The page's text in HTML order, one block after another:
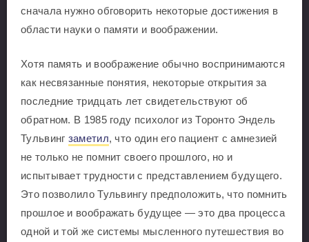
сначала нужно обговорить некоторые достижения в
области науки о памяти и воображении.
Хотя память и воображение обычно воспринимаются
как несвязанные понятия, некоторые открытия за
последние тридцать лет свидетельствуют об
обратном. В 1985 году психолог из Торонто Эндель
Тульвинг заметил, что один его пациент с амнезией
не только не помнит своего прошлого, но и
испытывает трудности с представлением будущего.
Это позволило Тульвингу предположить, что помнить
прошлое и воображать будущее — это два процесса
одной и той же системы мысленного путешествия во